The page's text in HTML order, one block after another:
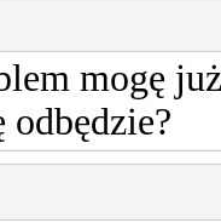
mogę
odbędzie?